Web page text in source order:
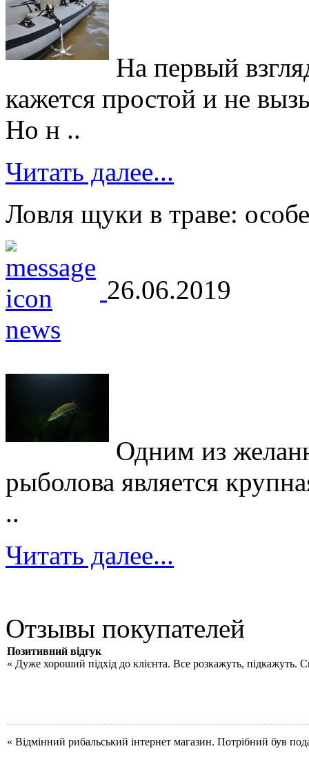
На первый
кажется простой и не
Но н ..
Читать далее...
Ловля щуки в траве:
26.06.2019
Одним из
рыболова является
..
Читать далее...
Отзывы покупателей
Позитивний відгук
« Дуже хороший підхід до клієнта. Все розкажуть, підкажуть.
« Відмінний рибальський інтернет магазин. Потрібний був